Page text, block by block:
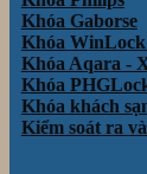
Khóa Gaborse
Khóa
Khóa Aqara -
Khóa
Khóa khách
Kiểm soát ra